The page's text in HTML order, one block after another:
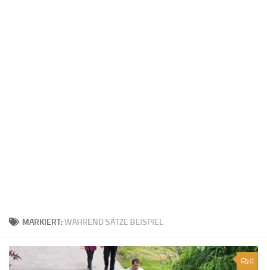
MARKIERT:WÄHREND SÄTZE BEISPIEL
0